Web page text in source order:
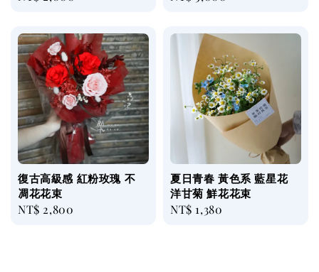
復古高級感 紅粉玫瑰 不
凋花花束
Regular
NT$ 2,800
夏日青春 黃色系 藍星花
洋甘菊 鮮花花束
Regular
NT$ 1,380